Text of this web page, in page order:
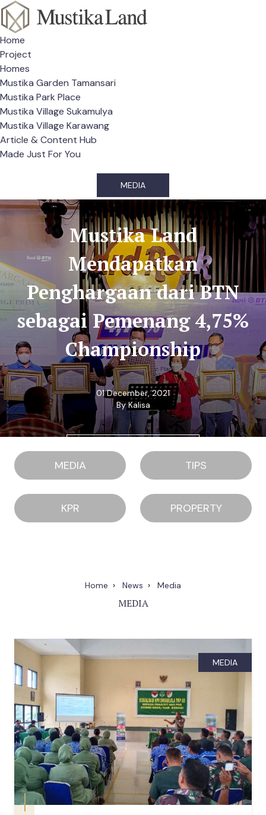
Home
Project
Homes
Mustika Garden Tamansari
Mustika Park Place
Mustika Village Sukamulya
Mustika Village Karawang
Article & Content Hub
Made Just For You
MEDIA
Mustika Land
Mendapatkan
Penghargaan dari BTN
sebagai Pemenang 4,75%
Championship
01 December, 2021
By Kalisa
MEDIA TIPS
KPR PROPERTY
Home News Media
MEDIA
MEDIA